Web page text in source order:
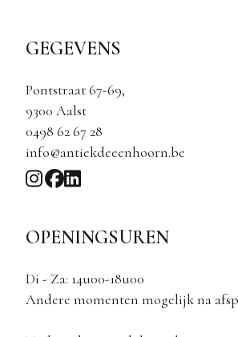
GEGEVENS
Pontstraat 67-69,
9300 Aalst
0498 62 67 28
info@antiekdeeenhoorn.be
OPENINGSUREN
Di - Za: 14u00-18u00
Andere momenten mogelijk na